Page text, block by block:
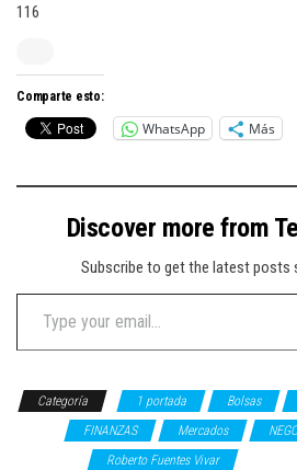
116
Comparte esto:
WhatsApp Más
Discover more from
Subscribe to get the latest posts
Type your email…
Categoría 1 portada Bolsas
FINANZAS Mercados
Roberto Fuentes Vivar